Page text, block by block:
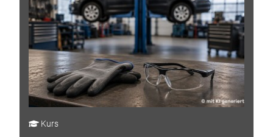
Kurs